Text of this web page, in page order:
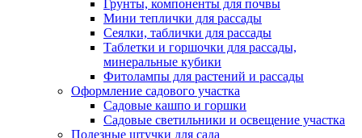
Грунты, компоненты для почвы
Мини теплички для рассады
Сеялки, таблички для рассады
Таблетки и горшочки для рассады,
минеральные кубики
Фитолампы для растений и рассады
Оформление садового участка
Садовые кашпо и горшки
Садовые светильники и освещение участка
Полезные штучки для сада